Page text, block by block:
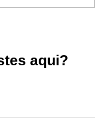
aqui?